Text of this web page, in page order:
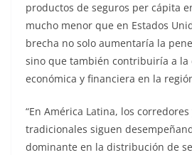
productos de seguros per cápita
mucho menor que en Estados
brecha no solo aumentaría la
sino que también contribuiría a la
económica y financiera en la
“En América Latina, los corredores
tradicionales siguen
dominante en la distribución de